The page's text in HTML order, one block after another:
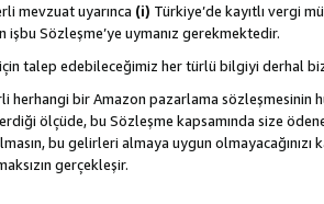
mevzuat uyarınca (i) Türkiye’de kayıtlı vergi
Sözleşme’ye uymanız gerekmektedir.
talep edebileceğimiz her türlü bilgiyi derhal
herhangi bir Amazon pazarlama sözleşmesinin
ölçüde, bu Sözleşme kapsamında size
bu gelirleri almaya uygun
gerçekleşir.